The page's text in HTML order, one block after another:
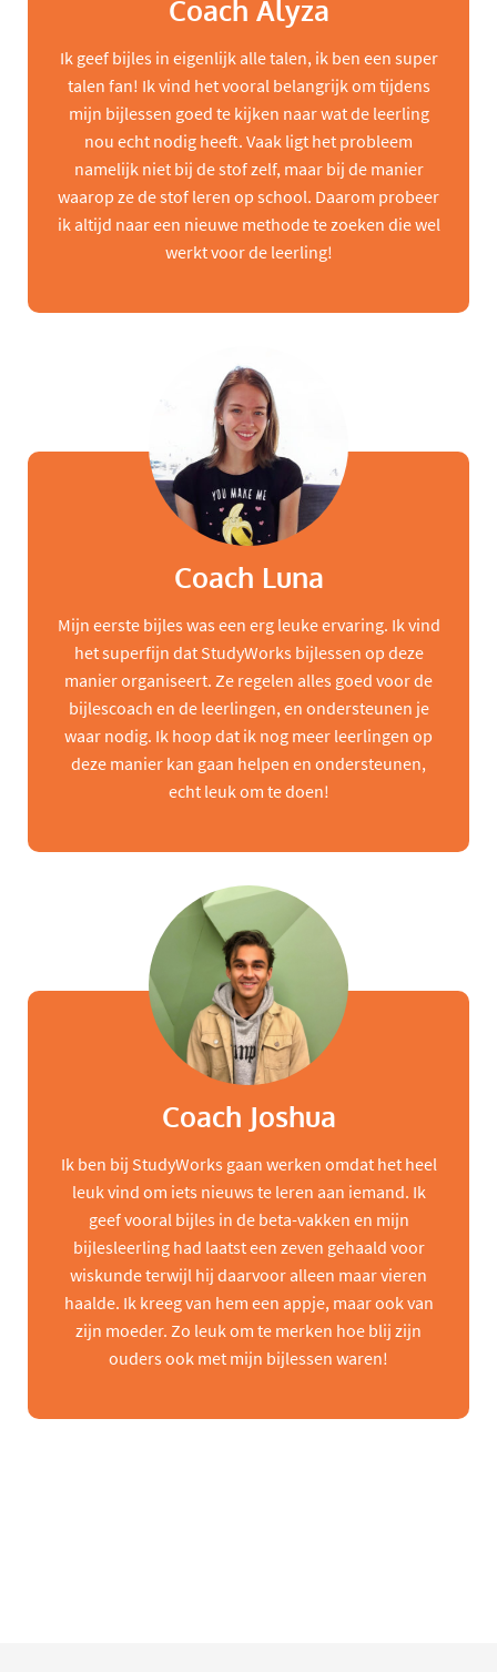
Coach Alyza
Ik geef bijles in eigenlijk alle talen, ik ben een super
talen fan! Ik vind het vooral belangrijk om tijdens
mijn bijlessen goed te kijken naar wat de leerling
nou echt nodig heeft. Vaak ligt het probleem
namelijk niet bij de stof zelf, maar bij de manier
waarop ze de stof leren op school. Daarom probeer
ik altijd naar een nieuwe methode te zoeken die wel
werkt voor de leerling!
Coach Luna
Mijn eerste bijles was een erg leuke ervaring. Ik vind
het superfijn dat StudyWorks bijlessen op deze
manier organiseert. Ze regelen alles goed voor de
bijlescoach en de leerlingen, en ondersteunen je
waar nodig. Ik hoop dat ik nog meer leerlingen op
deze manier kan gaan helpen en ondersteunen,
echt leuk om te doen!
Coach Joshua
Ik ben bij StudyWorks gaan werken omdat het heel
leuk vind om iets nieuws te leren aan iemand. Ik
geef vooral bijles in de beta-vakken en mijn
bijlesleerling had laatst een zeven gehaald voor
wiskunde terwijl hij daarvoor alleen maar vieren
haalde. Ik kreeg van hem een appje, maar ook van
zijn moeder. Zo leuk om te merken hoe blij zijn
ouders ook met mijn bijlessen waren!